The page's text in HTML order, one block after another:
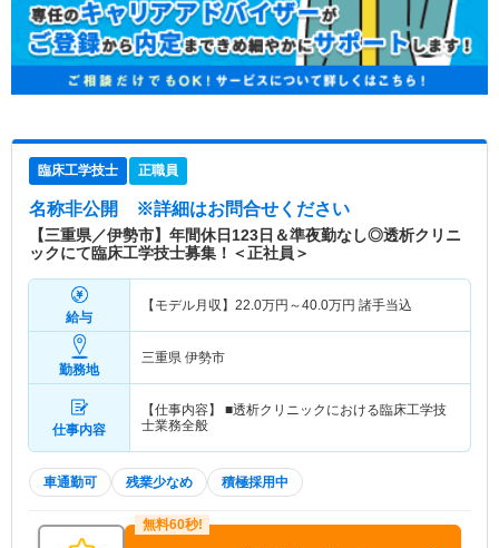
臨床工学技士 正職員
名称非公開 ※詳細はお問合せください
【三重県／伊勢市】年間休日123日＆準夜勤なし◎透析クリニ
ックにて臨床工学技士募集！＜正社員＞
給与
【モデル月収】 22.0万円～40.0万円 諸手当込
勤務地
三重県 伊勢市
仕事内容
【仕事内容】 ■透析クリニックにおける臨床工学技
士業務全般
車通勤可 残業少なめ 積極採用中